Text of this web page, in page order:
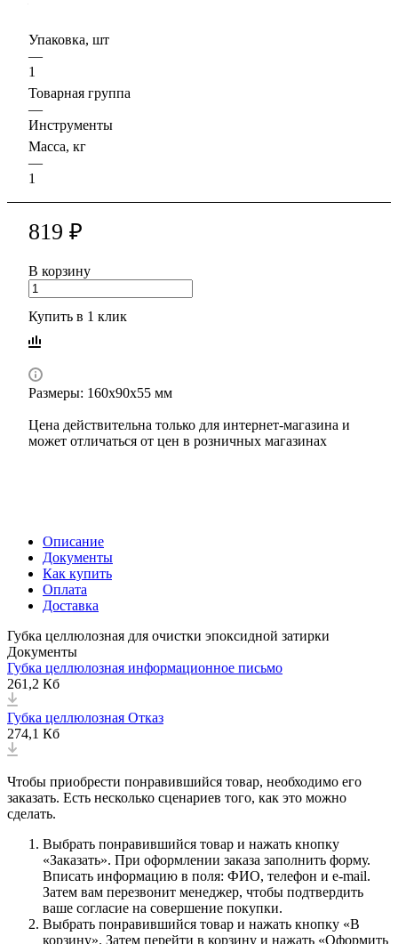
Упаковка, шт
—
1
Товарная группа
—
Инструменты
Масса, кг
—
1
819 ₽
В корзину
Купить в 1 клик
Размеры: 160х90х55 мм
Цена действительна только для интернет-магазина и
может отличаться от цен в розничных магазинах
Описание
Документы
Как купить
Оплата
Доставка
Губка целлюлозная для очистки эпоксидной затирки
Документы
Губка целлюлозная информационное письмо
261,2 Кб
Губка целлюлозная Отказ
274,1 Кб
Чтобы приобрести понравившийся товар, необходимо его
заказать. Есть несколько сценариев того, как это можно
сделать.
Выбрать понравившийся товар и нажать кнопку
«Заказать». При оформлении заказа заполнить форму.
Вписать информацию в поля: ФИО, телефон и e-mail.
Затем вам перезвонит менеджер, чтобы подтвердить
ваше согласие на совершение покупки.
Выбрать понравившийся товар и нажать кнопку «В
корзину». Затем перейти в корзину и нажать «Оформить